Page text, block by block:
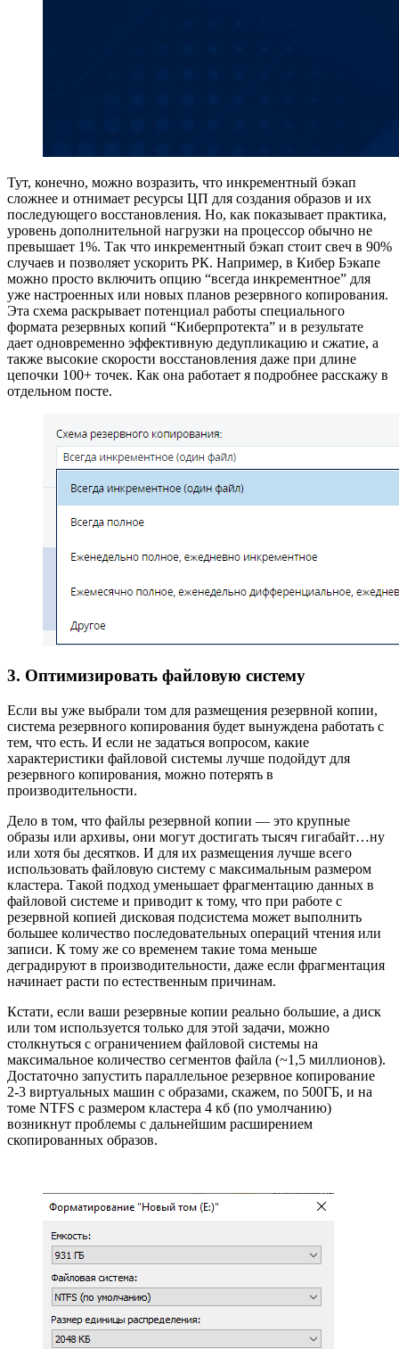
Тут, конечно, можно возразить, что инкрементный бэкап
сложнее и отнимает ресурсы ЦП для создания образов и их
последующего восстановления. Но, как показывает практика,
уровень дополнительной нагрузки на процессор обычно не
превышает 1%. Так что инкрементный бэкап стоит свеч в 90%
случаев и позволяет ускорить РК. Например, в Кибер Бэкапе
можно просто включить опцию “всегда инкрементное” для
уже настроенных или новых планов резервного копирования.
Эта схема раскрывает потенциал работы специального
формата резервных копий “Киберпротекта” и в результате
дает одновременно эффективную дедупликацию и сжатие, а
также высокие скорости восстановления даже при длине
цепочки 100+ точек. Как она работает я подробнее расскажу в
отдельном посте.
3. Оптимизировать файловую систему
Если вы уже выбрали том для размещения резервной копии,
система резервного копирования будет вынуждена работать с
тем, что есть. И если не задаться вопросом, какие
характеристики файловой системы лучше подойдут для
резервного копирования, можно потерять в
производительности.
Дело в том, что файлы резервной копии — это крупные
образы или архивы, они могут достигать тысяч гигабайт…ну
или хотя бы десятков. И для их размещения лучше всего
использовать файловую систему с максимальным размером
кластера. Такой подход уменьшает фрагментацию данных в
файловой системе и приводит к тому, что при работе с
резервной копией дисковая подсистема может выполнить
большее количество последовательных операций чтения или
записи. К тому же со временем такие тома меньше
деградируют в производительности, даже если фрагментация
начинает расти по естественным причинам.
Кстати, если ваши резервные копии реально большие, а диск
или том используется только для этой задачи, можно
столкнуться с ограничением файловой системы на
максимальное количество сегментов файла (~1,5 миллионов).
Достаточно запустить параллельное резервное копирование
2-3 виртуальных машин с образами, скажем, по 500ГБ, и на
томе NTFS с размером кластера 4 кб (по умолчанию)
возникнут проблемы с дальнейшим расширением
скопированных образов.